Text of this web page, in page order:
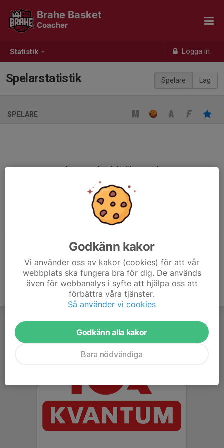
Statistik Logga in
Brahe Basket
Coacher
Spelare Lag
Spelarstatistik
SPELARE
Ingen spelarstatistik sparad
automatiskt på denna sida
Godkänn kakor
Vi använder oss av kakor (cookies) för att vår
webbplats ska fungera bra för dig. De används
även för webbanalys i syfte att hjälpa oss att
förbättra våra tjänster.
Så använder vi cookies
Godkänn alla kakor
Bara nödvändiga